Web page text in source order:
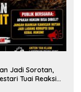
Jadi Sorotan,
Tuai Reaksi